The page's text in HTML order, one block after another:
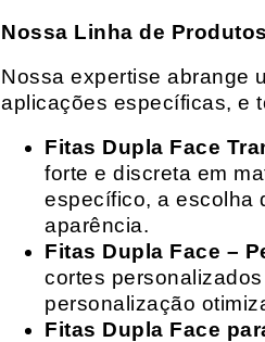
Nossa Linha de
Nossa expertise abrange
aplicações específicas, e
Fitas Dupla Face
forte e discreta em
específico, a escolha
aparência.
Fitas Dupla Face –
cortes
personalização
Fitas Dupla Face